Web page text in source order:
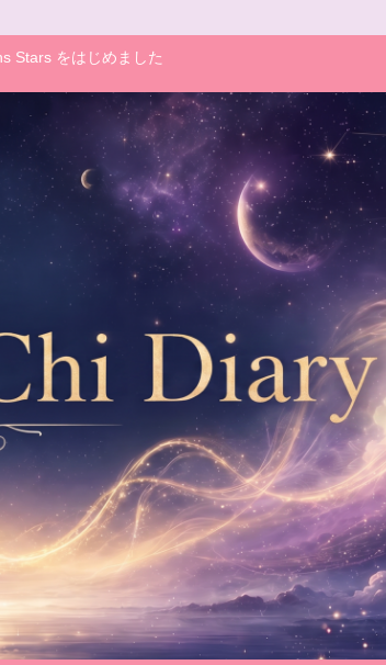
Stars をはじめました